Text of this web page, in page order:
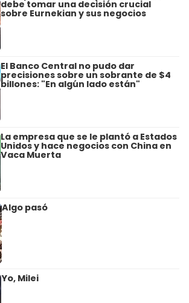
debe tomar una decisión crucial
sobre Eurnekian y sus negocios
El Banco Central no pudo dar
precisiones sobre un sobrante de $4
billones: "En algún lado están"
La empresa que se le plantó a Estados
Unidos y hace negocios con China en
Vaca Muerta
Algo pasó
Yo, Milei